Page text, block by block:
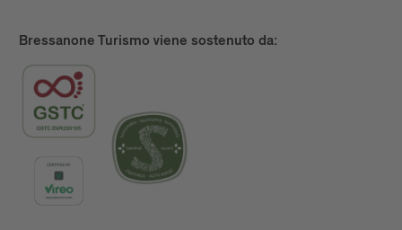
Bressanone Turismo viene sostenuto da: